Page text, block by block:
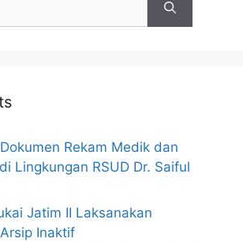
Rekam Medik dan
Lingkungan RSUD Dr. Saiful
Jatim II Laksanakan
Inaktif